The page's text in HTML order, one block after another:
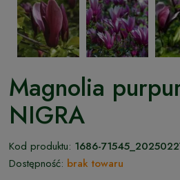
Magnolia
NIGRA
Kod produktu: 1686-
Dostępność: brak towaru